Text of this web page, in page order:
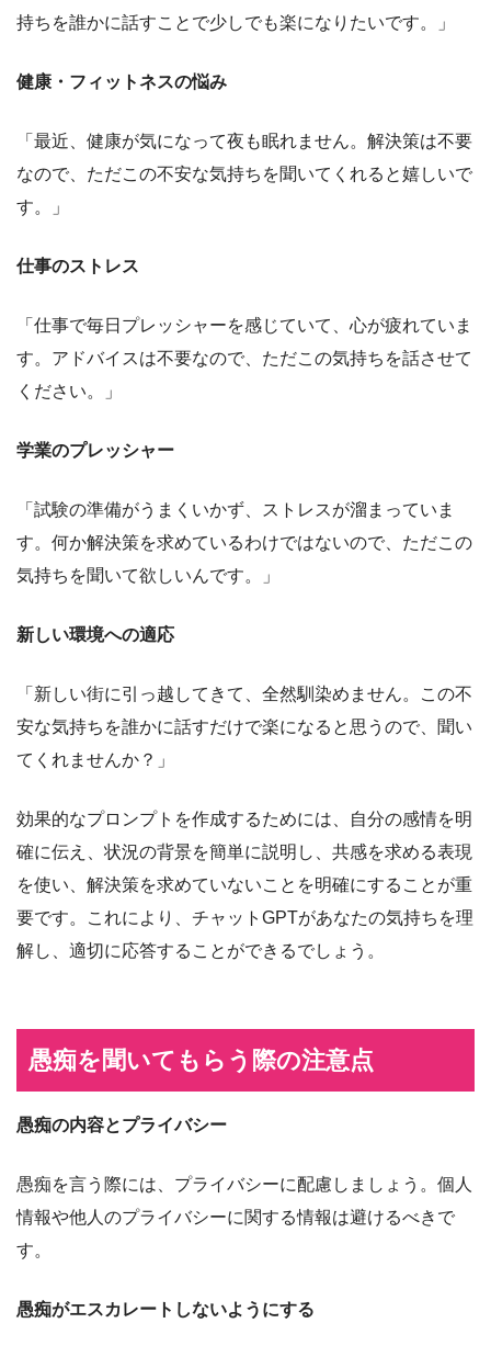
持ちを誰かに話すことで少しでも楽になりたいです。」
健康・フィットネスの悩み
「最近、健康が気になって夜も眠れません。解決策は不要
なので、ただこの不安な気持ちを聞いてくれると嬉しいで
す。」
仕事のストレス
「仕事で毎日プレッシャーを感じていて、心が疲れていま
す。アドバイスは不要なので、ただこの気持ちを話させて
ください。」
学業のプレッシャー
「試験の準備がうまくいかず、ストレスが溜まっていま
す。何か解決策を求めているわけではないので、ただこの
気持ちを聞いて欲しいんです。」
新しい環境への適応
「新しい街に引っ越してきて、全然馴染めません。この不
安な気持ちを誰かに話すだけで楽になると思うので、聞い
てくれませんか？」
効果的なプロンプトを作成するためには、自分の感情を明
確に伝え、状況の背景を簡単に説明し、共感を求める表現
を使い、解決策を求めていないことを明確にすることが重
要です。これにより、チャットGPTがあなたの気持ちを理
解し、適切に応答することができるでしょう。
愚痴を聞いてもらう際の注意点
愚痴の内容とプライバシー
愚痴を言う際には、プライバシーに配慮しましょう。個人
情報や他人のプライバシーに関する情報は避けるべきで
す。
愚痴がエスカレートしないようにする